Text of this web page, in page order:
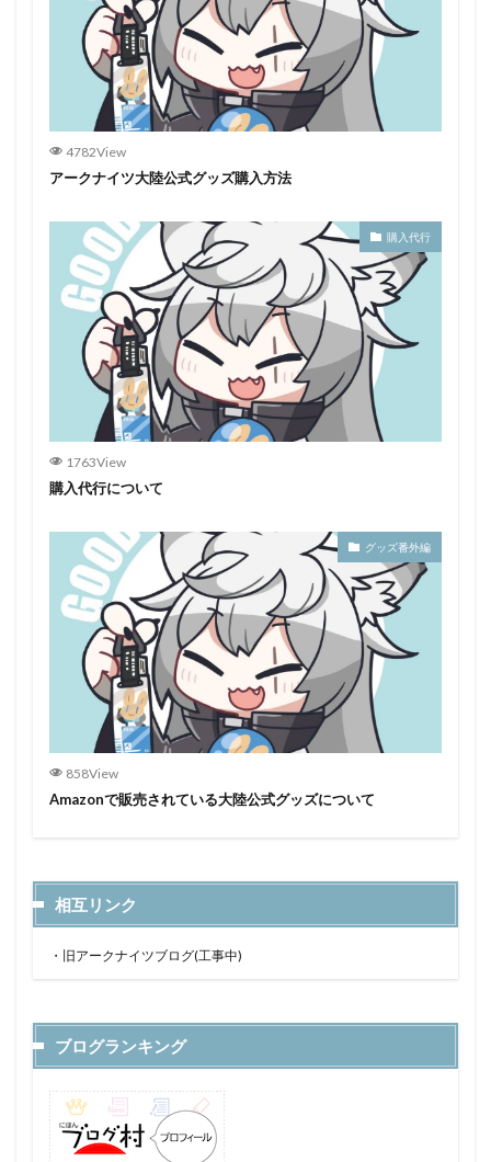
4782View
アークナイツ大陸公式グッズ購入方法
購入代行
1763View
購入代行について
グッズ番外編
858View
Amazonで販売されている大陸公式グッズについて
相互リンク
・ 旧アークナイツブログ(工事中)
ブログランキング